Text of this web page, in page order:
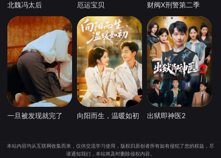
北魏冯太后 厄运宝贝 财阀X刑警第二季
一旦被发现就完了 向阳而生，温暖如初 出狱即神医2
本站内容均从互联网收集而来，仅供交流学习使用，版权归原创者所有如有侵犯了您的权益，尽
请通知我们，本站将及时删除侵权内容。